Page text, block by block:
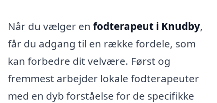
Når du vælger en fodterapeut i Knudby,
får du adgang til en række fordele, som
kan forbedre dit velvære. Først og
fremmest arbejder lokale fodterapeuter
med en dyb forståelse for de specifikke